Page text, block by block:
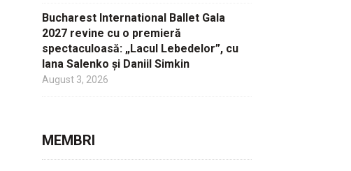
Bucharest International Ballet Gala
2027 revine cu o premieră
spectaculoasă: „Lacul Lebedelor”, cu
Iana Salenko și Daniil Simkin
August 3, 2026
MEMBRI